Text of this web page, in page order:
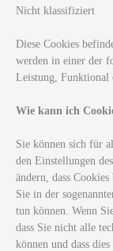
Nicht klassifiziert
Diese Cookies
werden in einer der
Leistung, Funktional
Wie kann ich
Sie können sich für
den Einstellungen
ändern, dass
Sie in der
tun können. Wenn
dass Sie nicht alle
können und dass